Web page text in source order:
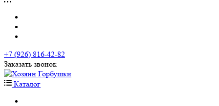
+7 (926) 816-42-82
Заказать звонок
Каталог